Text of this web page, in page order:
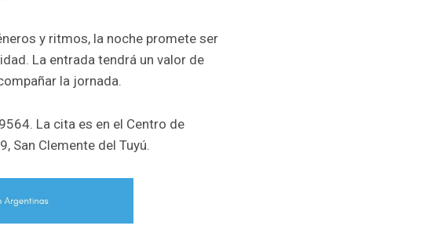
y ritmos, la noche promete ser
La entrada tendrá un valor de
la jornada.
La cita es en el Centro de
San Clemente del Tuyú.